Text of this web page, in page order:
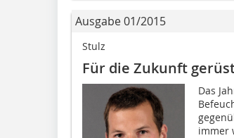
Ausgabe 01/2015
Stulz
Für die Zukunft
Das
immer